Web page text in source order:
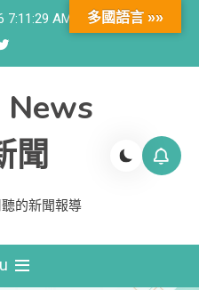
7:11:30 AM
聞
的新聞報導
多國語言 »»